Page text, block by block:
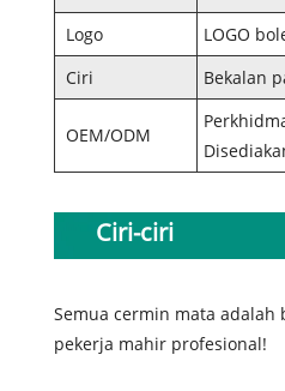
Logo
LOGO
Ciri
Bekalan
OEM/ODM
Ciri-ciri
Semua cermin mata adalah
pekerja mahir profesional!